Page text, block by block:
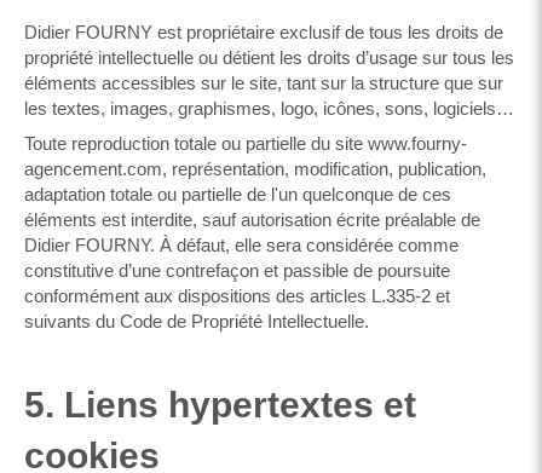
Didier FOURNY est propriétaire exclusif de tous les droits de
propriété intellectuelle ou détient les droits d’usage sur tous les
éléments accessibles sur le site, tant sur la structure que sur
les textes, images, graphismes, logo, icônes, sons, logiciels…
Toute reproduction totale ou partielle du site www.fourny-
agencement.com, représentation, modification, publication,
adaptation totale ou partielle de l'un quelconque de ces
éléments est interdite, sauf autorisation écrite préalable de
Didier FOURNY. À défaut, elle sera considérée comme
constitutive d’une contrefaçon et passible de poursuite
conformément aux dispositions des articles L.335-2 et
suivants du Code de Propriété Intellectuelle.
5. Liens hypertextes et
cookies